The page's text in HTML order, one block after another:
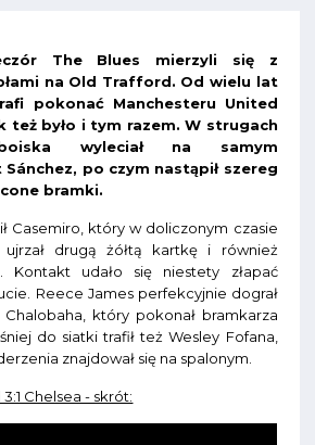
The Blues mierzyli się z
na Old Trafford. Od wielu lat
pokonać Manchesteru United
też było i tym razem. W strugach
wyleciał na samym
po czym nastąpił szereg
bramki.
Casemiro, który w doliczonym czasie
ujrzał drugą żółtą kartkę i również
Kontakt udało się niestety złapać
Reece James perfekcyjnie dograł
który pokonał bramkarza
do siatki trafił też Wesley Fofana,
znajdował się na spalonym.
Chelsea - skrót: